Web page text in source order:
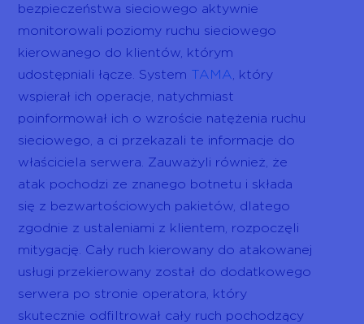
bezpieczeństwa sieciowego aktywnie
monitorowali poziomy ruchu sieciowego
kierowanego do klientów, którym
udostępniali łącze. System TAMA, który
wspierał ich operacje, natychmiast
poinformował ich o wzroście natężenia ruchu
sieciowego, a ci przekazali te informacje do
właściciela serwera. Zauważyli również, że
atak pochodzi ze znanego botnetu i składa
się z bezwartościowych pakietów, dlatego
zgodnie z ustaleniami z klientem, rozpoczęli
mitygację. Cały ruch kierowany do atakowanej
usługi przekierowany został do dodatkowego
serwera po stronie operatora, który
skutecznie odfiltrował cały ruch pochodzący